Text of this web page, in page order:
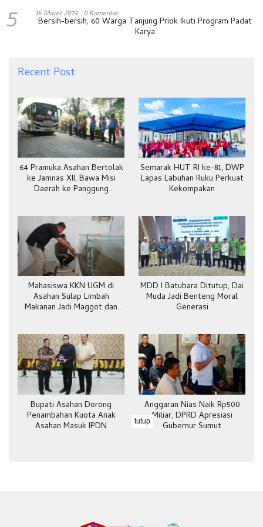
5 16 Maret 2019 0 Komentar
Bersih-bersih, 60 Warga Tanjung Priok Ikuti Program Padat
Karya
Recent Post
64 Pramuka Asahan Bertolak
ke Jamnas XII, Bawa Misi
Daerah ke Panggung
Semarak HUT RI ke-81, DWP
Lapas Labuhan Ruku Perkuat
Kekompakan
Mahasiswa KKN UGM di
Asahan Sulap Limbah
Makanan Jadi Maggot dan
MDD I Batubara Ditutup, Dai
Muda Jadi Benteng Moral
Generasi
Bupati Asahan Dorong
Penambahan Kuota Anak
Asahan Masuk IPDN
Anggaran Nias Naik Rp500
Miliar, DPRD Apresiasi
Gubernur Sumut
tutup